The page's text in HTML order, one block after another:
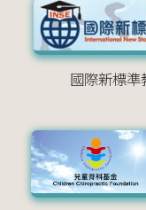
國際新標準